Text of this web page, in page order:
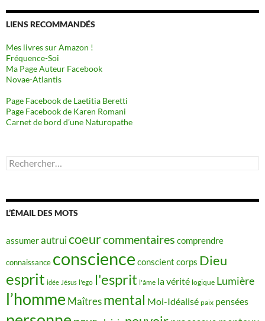
LIENS RECOMMANDÉS
Mes livres sur Amazon !
Fréquence-Soi
Ma Page Auteur Facebook
Novae-Atlantis
Page Facebook de Laetitia Beretti
Page Facebook de Karen Romani
Carnet de bord d’une Naturopathe
Rechercher :
L’ÉMAIL DES MOTS
assumerautruicoeurcommentaires comprendre
connaissance conscience conscient corps Dieu
esprit idée Jésus l'ego l'esprit l'âme la vérité logique Lumière
l’homme Maîtres mental Moi-Idéalisé paix pensées